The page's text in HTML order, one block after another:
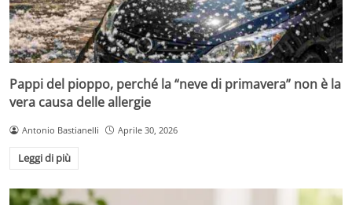
Pappi del pioppo, perché la “neve di primavera” non è la
vera causa delle allergie
Antonio Bastianelli Aprile 30, 2026
Leggi di più